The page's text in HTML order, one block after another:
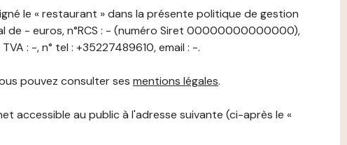
le « restaurant » dans la présente politique de gestion
de - euros, n°RCS : - (numéro Siret 00000000000000),
: -, n° tel : +35227489610, email : -.
pouvez consulter ses mentions légales.
accessible au public à l'adresse suivante (ci-après le «